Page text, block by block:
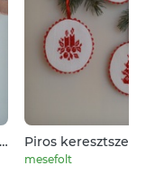
Piros
garnitúra (7
mesefolt